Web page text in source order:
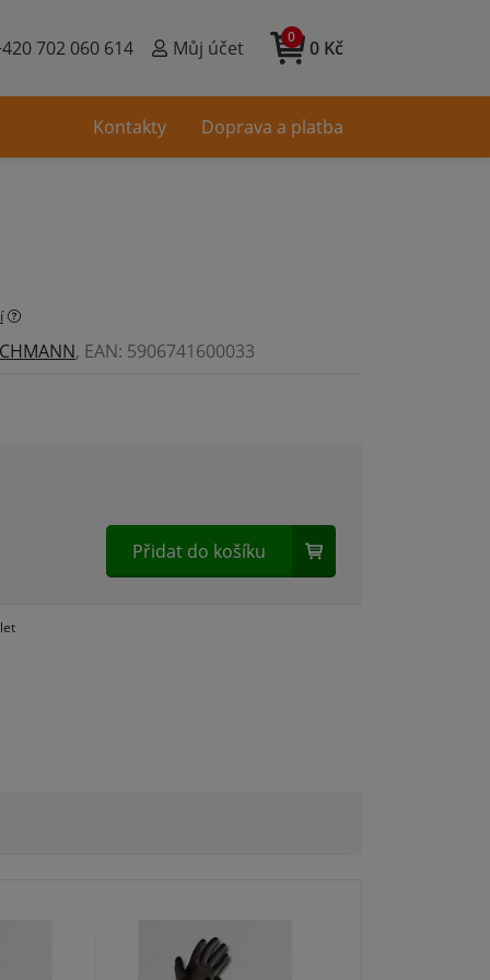
702 060 614 Můj účet 0 Kč
0
, EAN: 5906741600033
Přidat do košíku
Kontakty Doprava a platba